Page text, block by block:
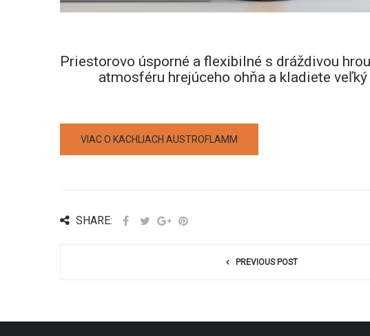
Priestorovo úsporné a flexibilné s dráždivou
atmosféru hrejúceho ohňa a kladiete
VIAC O KACHLIACH AUSTROFLAMM
SHARE:
PREVIOUS POST